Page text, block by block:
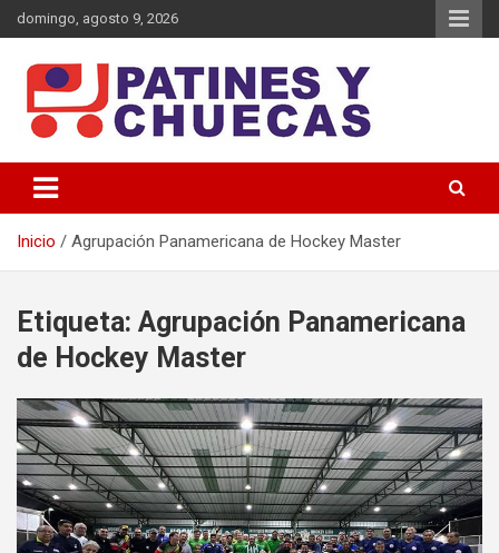
Saltar
al
domingo, agosto 9, 2026
Patines y Chuecas
Inicio Agrupación Panamericana de Hockey Master
Etiqueta: Agrupación Panamericana
de Hockey Master